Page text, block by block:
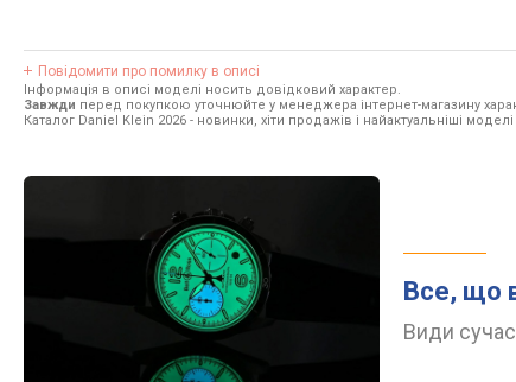
Повідомити про помилку в описі
Інформація в описі моделі носить довідковий характер.
Завжди перед покупкою уточнюйте у менеджера інтернет-магазину
Каталог Daniel Klein 2026 - новинки, хіти продажів і найактуальніші
Все, що
Види